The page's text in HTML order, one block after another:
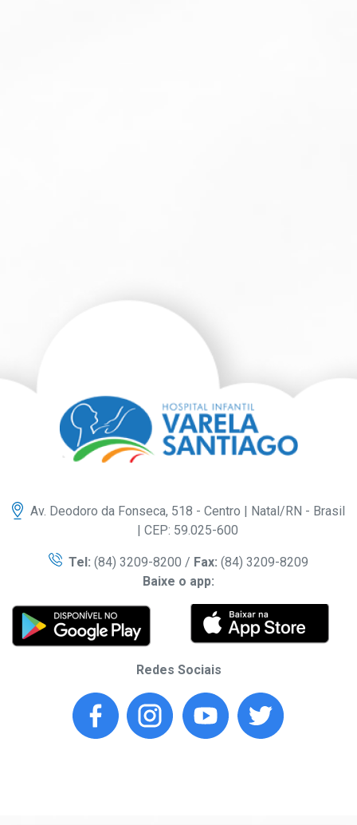
Av. Deodoro da Fonseca, 518 - Centro | Natal/RN - Brasil
| CEP: 59.025-600
Tel: (84) 3209-8200 / Fax: (84) 3209-8209
Baixe o app:
Redes Sociais